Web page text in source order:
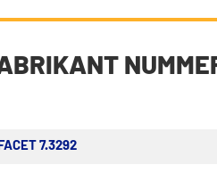
FACET 7.3292